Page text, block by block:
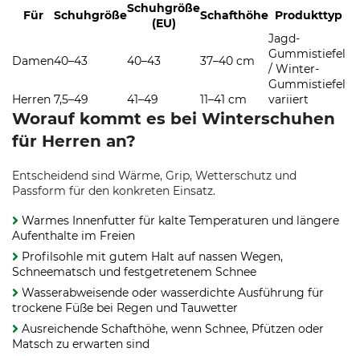
Für SchuhgrößeSchuhgröße
(EU)
Schafthöhe Produkttyp
Damen40–43 40–43 37–40 cm
Jagd-
Gummistiefel
/ Winter-
Gummistiefel
Herren 7,5–49 41–49 11–41 cm variiert
Worauf kommt es bei Winterschuhen
für Herren an?
Entscheidend sind Wärme, Grip, Wetterschutz und
Passform für den konkreten Einsatz.
Warmes Innenfutter für kalte Temperaturen und längere
Aufenthalte im Freien
Profilsohle mit gutem Halt auf nassen Wegen,
Schneematsch und festgetretenem Schnee
Wasserabweisende oder wasserdichte Ausführung für
trockene Füße bei Regen und Tauwetter
Ausreichende Schafthöhe, wenn Schnee, Pfützen oder
Matsch zu erwarten sind